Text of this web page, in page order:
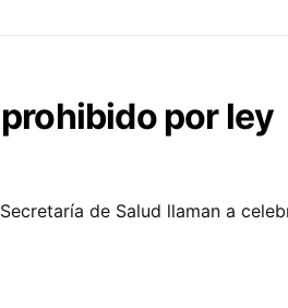
por ley
de Salud llaman a